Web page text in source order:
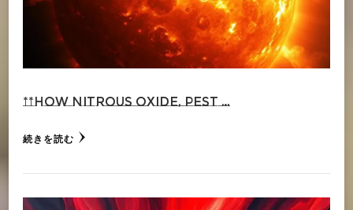
**How Nitrous Oxide, Pest …
続きを読む